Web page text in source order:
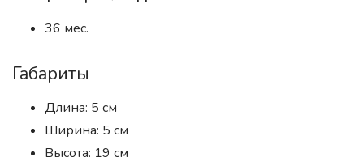
36 мес.
Габариты
Длина: 5 см
Ширина: 5 см
Высота: 19 см